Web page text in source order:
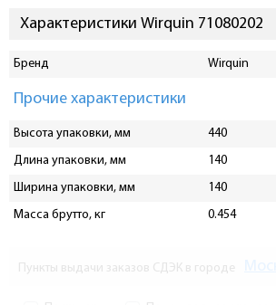
Характеристики Wirquin 71080202
Бренд Wirquin
Прочие характеристики
Высота упаковки, мм
440
Длина упаковки, мм
140
Ширина упаковки, мм
140
Масса брутто, кг
0.454
Пункты выдачи заказов СДЭК в городе